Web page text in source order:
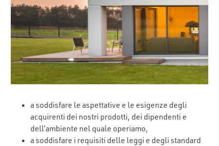
a soddisfare le aspettative e le esigenze degli
acquirenti dei nostri prodotti, dei dipendenti e
dell’ambiente nel quale operiamo,
a soddisfare i requisiti delle leggi e degli standard